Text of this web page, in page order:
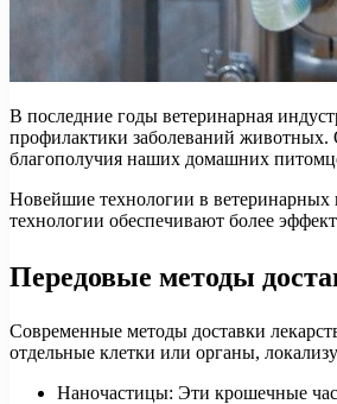
В последние годы ветеринарная
профилактики заболеваний животных.
благополучия наших домашних
Новейшие технологии в ветеринарных
технологии обеспечивают более
Передовые методы
Современные методы доставки
отдельные клетки или органы,
Наночастицы: Эти крошечные